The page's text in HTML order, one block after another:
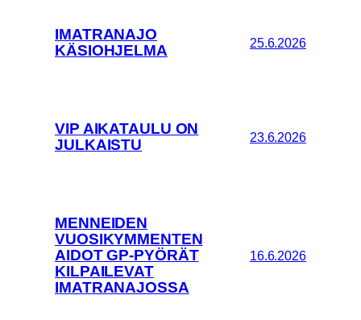
IMATRANAJO
KÄSIOHJELMA
25.6.2026
VIP AIKATAULU ON
JULKAISTU
23.6.2026
MENNEIDEN
VUOSIKYMMENTEN
AIDOT GP-PYÖRÄT
KILPAILEVAT
IMATRANAJOSSA
16.6.2026